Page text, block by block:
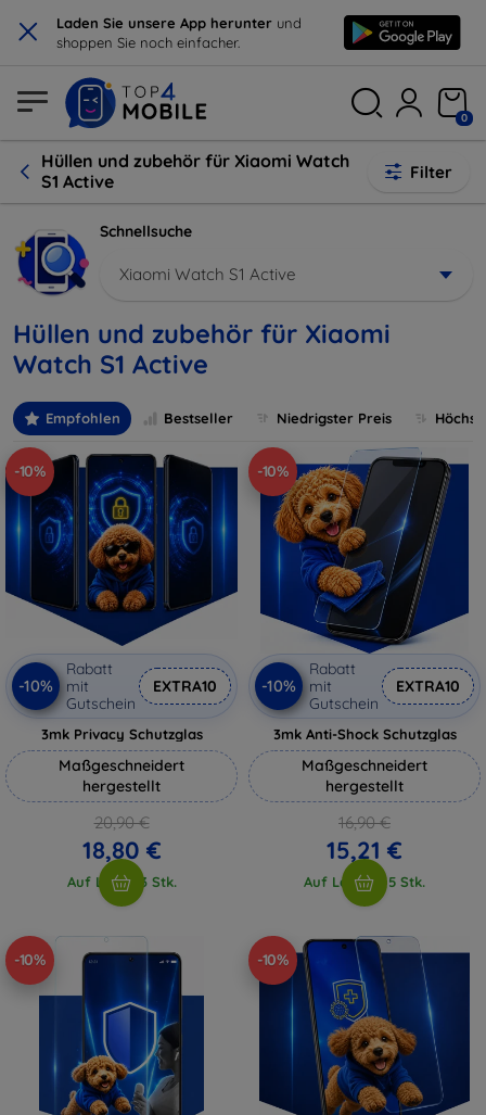
× Laden Sie unsere App herunter und
shoppen Sie noch einfacher.
0
Hüllen und zubehör für Xiaomi Watch
S1 Active
Filter
Schnellsuche
Xiaomi Watch S1 Active
Hüllen und zubehör für Xiaomi
Watch S1 Active
Empfohlen Bestseller Niedrigster Preis
-10%
-10%
Rabatt
mit
Gutschein
EXTRA10
3mk Privacy Schutzglas
Maßgeschneidert
hergestellt
20,90 €
18,80 €
Auf Lager 3 Stk.
-10%
-10%
Rabatt
mit
Gutschein
EXTRA10
3mk Anti-Shock Schutzglas
Maßgeschneidert
hergestellt
16,90 €
15,21 €
Auf Lager > 5 Stk.
-10% -10%